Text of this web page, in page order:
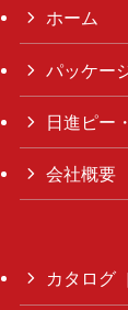
ホーム
パッケー
日進ピー
会社概要
カタログ